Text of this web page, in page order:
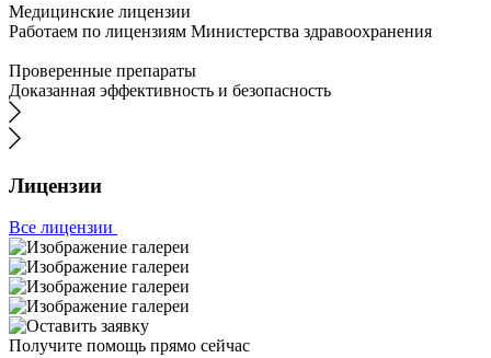
Медицинские лицензии
Работаем по лицензиям Министерства здравоохранения
Проверенные препараты
Доказанная эффективность и безопасность
Лицензии
Все лицензии
Получите помощь прямо сейчас